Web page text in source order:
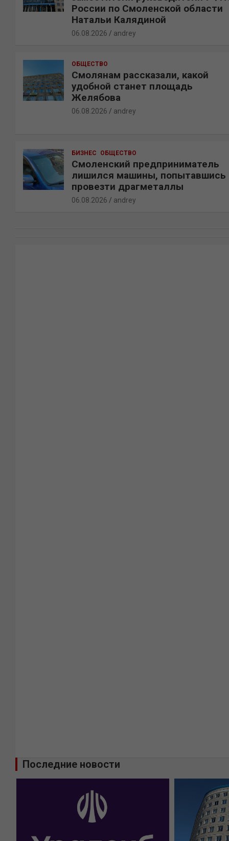
России по Смоленской области
Натальи Калядиной
06.08.2026 andrey
ОБЩЕСТВО
Смолянам рассказали, какой
удобной станет площадь
Желябова
06.08.2026 andrey
БИЗНЕС ОБЩЕСТВО
Смоленский предприниматель
лишился машины, попытавшись
провезти драгметаллы
06.08.2026 andrey
Последние новости